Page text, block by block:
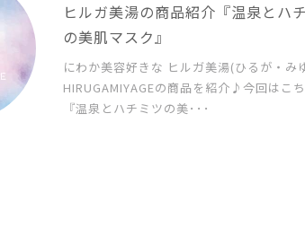
ヒルガ美湯の商品紹介『温泉とハ
の美肌マスク』
にわか美容好きな ヒルガ美湯(ひるが・み
HIRUGAMIYAGEの商品を紹介♪今回はこ
『温泉とハチミツの美･･･